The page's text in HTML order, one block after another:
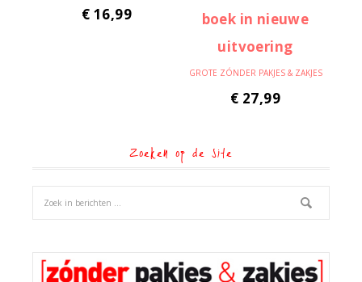
€ 16,99
GROTE ZÓNDER PAKJES & ZAKJES
€ 27,99
Zoeken op de site